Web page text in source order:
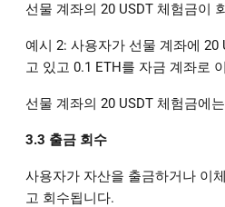
선물 계좌의 20 USDT 체험금이
예시 2: 사용자가 선물 계좌에 20
고 있고 0.1 ETH를 자금 계좌로
선물 계좌의 20 USDT 체험금에
3.3 출금 회수
사용자가 자산을 출금하거나 이
고 회수됩니다.